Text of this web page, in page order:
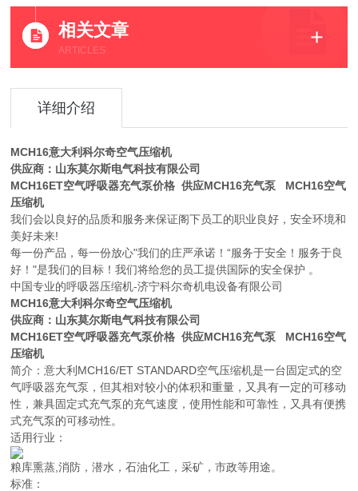
相关文章
ARTICLES
详细介绍
MCH16意大利科尔奇空气压缩机
供应商：山东莫尔斯电气科技有限公司
MCH16ET空气呼吸器充气泵价格 供应MCH16充气泵 MCH16空气
压缩机
我们会以良好的品质和服务来保证阁下员工的职业良好，安全环境和
美好未来!
每一份产品，每一份放心"我们的庄严承诺！“服务于安全！服务于良
好！"是我们的目标！我们将给您的员工提供国际的安全保护 。
中国专业的呼吸器压缩机-济宁科尔奇机电设备有限公司
MCH16意大利科尔奇空气压缩机
供应商：山东莫尔斯电气科技有限公司
MCH16ET空气呼吸器充气泵价格 供应MCH16充气泵 MCH16空气
压缩机
简介：意大利MCH16/ET STANDARD空气压缩机是一台固定式的空
气呼吸器充气泵，但其相对较小的体积和重量，又具有一定的可移动
性，兼具固定式充气泵的充气速度，使用性能和可靠性，又具有便携
式充气泵的可移动性。
适用行业：
粮库熏蒸,消防，潜水，石油化工，采矿，市政等用途。
标准：